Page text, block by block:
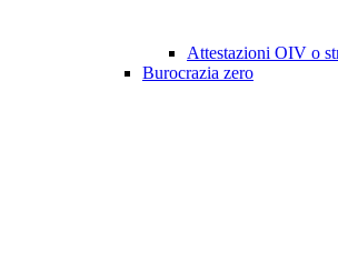
Attestazioni OIV o
Burocrazia zero